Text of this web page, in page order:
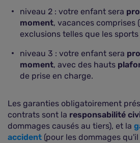
niveau 2 : votre enfant sera
moment, vacances comprises
exclusions telles que les sports
niveau 3 : votre enfant sera
moment, avec des hauts
de prise en charge.
Les garanties obligatoirement
contrats sont la responsabilité
dommages causés au tiers), et la
accident (pour les dommages